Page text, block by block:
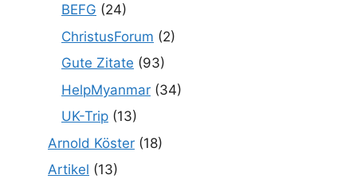
BEFG (24)
ChristusForum (2)
Gute Zitate (93)
HelpMyanmar (34)
UK-Trip (13)
Arnold Köster (18)
Artikel (13)